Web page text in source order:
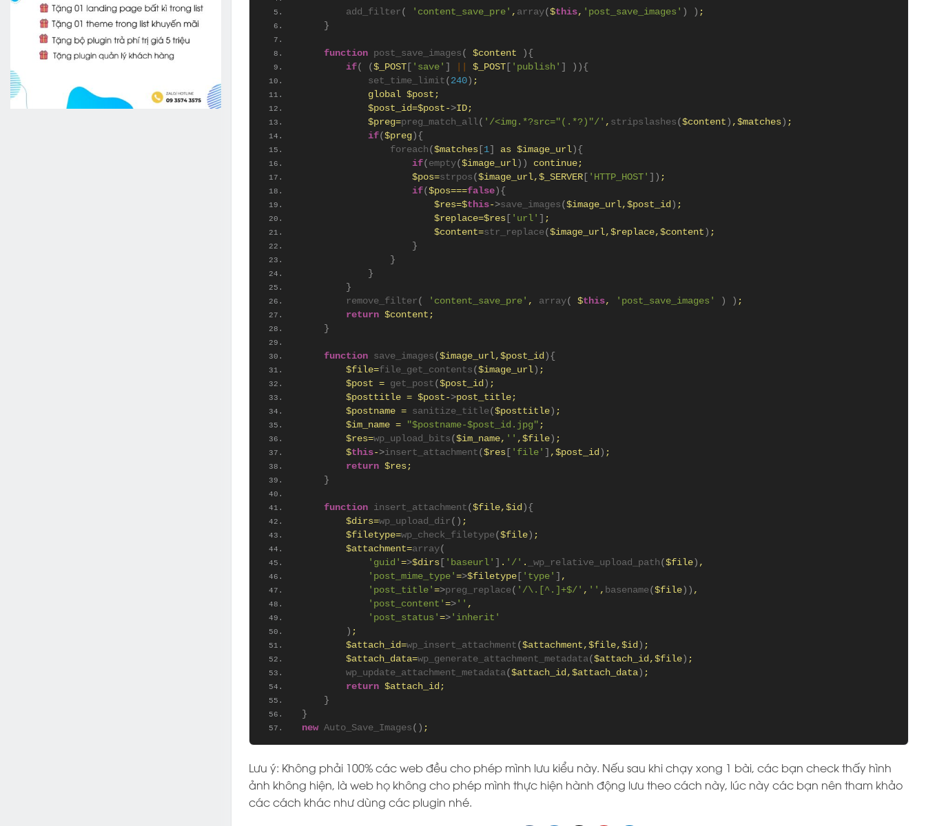
add_filter ( 'content_save_pre' , array( $this, 'post_save_images' ) ) ;
}
function post_save_images ( $content
){
if( ( $_POST 'save' $_POST 'publish'
)){
set_time_limit ( 240 ) ;
            global $post;
            $post_id=$post-
>ID;
            $preg=
preg_match_all( '/<img.*?src="(.*?)"/' , stripslashes ( $content ) ,$matches ) ;
if( $preg ){
foreach ( $matches 1 as $image_url ){
if( empty( $image_url ))
continue;
                    $pos=
strpos ( $image_url,$_SERVER 'HTTP_HOST' ]) ;
if( $pos===false ){
                        $res=$
this- >save_images ( $image_url,$post_id ) ;
                        $replace=$res
'url'
;
                        $content=
str_replace( $image_url,$replace,$content ) ;
}
}
}
}
remove_filter ( 'content_save_pre' , array( $this, 'post_save_images' ) ) ;
return $content;
}
function save_images ( $image_url,$post_id ){
        $file=
file_get_contents ( $image_url ) ;
        $post =
get_post ( $post_id ) ;
        $posttitle = $post-
>post_title;
        $postname =
sanitize_title( $posttitle ) ;
        $im_name =
"$postname-$post_id.jpg" ;
        $res=
wp_upload_bits ( $im_name, '' ,$file ) ;
        $
this- >insert_attachment ( $res 'file' ,$post_id ) ;
return $res;
}
function insert_attachment ( $file,$id ){
        $dirs=
wp_upload_dir () ;
        $filetype=
wp_check_filetype( $file ) ;
        $attachment=
array(
'guid' =>$dirs 'baseurl' . '/' . _wp_relative_upload_path ( $file ) ,
'post_mime_type' =>$filetype 'type'
,
'post_title' =>preg_replace( '/\.[^.]+$/' , '' , basename( $file )) ,
'post_content' => '' ,
'post_status' => 'inherit'
) ;
        $attach_id=
wp_insert_attachment ( $attachment,$file,$id ) ;
        $attach_data=
wp_generate_attachment_metadata( $attach_id,$file ) ;
wp_update_attachment_metadata( $attach_id,$attach_data ) ;
return $attach_id;
}
}
new Auto_Save_Images () ;
Lưu ý: Không phải 100% các web đều cho phép mình lưu kiểu này. Nếu sau khi chạy xong 1 bài, các bạn check thấy hình
ảnh không hiện, là web họ không cho phép mình thực hiện hành động lưu theo cách này, lúc này các bạn nên tham khảo
các cách khác như dùng các plugin nhé.